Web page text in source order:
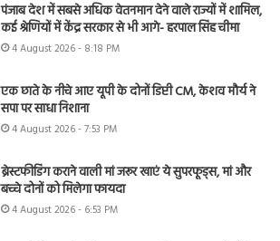
पंजाब देश में सबसे अधिक वेतनमान देने वाले राज्यों में शामिल,
कई श्रेणियों में केंद्र सरकार से भी आगे- हरपाल सिंह चीमा
4 August 2026 - 8:18 PM
एक छाते के नीचे आए यूपी के दोनों डिप्टी CM, केशव मौर्य ने
सपा पर साधा निशाना
4 August 2026 - 7:53 PM
ब्रेस्टफीडिंग कराने वाली मां जरूर खाएं ये सुपरफूड्स, मां और
बच्चे दोनों को मिलेगा फायदा
4 August 2026 - 6:53 PM